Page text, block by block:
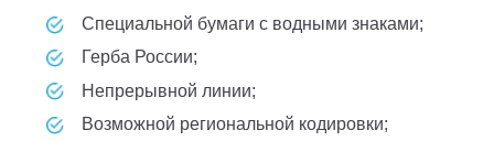
специальной бумаги с водными знаками;
Герба России;
непрерывной линии;
возможной региональной кодировки;